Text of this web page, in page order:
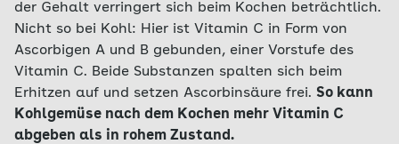
der Gehalt verringert sich beim Kochen beträchtlich.
Nicht so bei Kohl: Hier ist Vitamin C in Form von
Ascorbigen A und B gebunden, einer Vorstufe des
Vitamin C. Beide Substanzen spalten sich beim
Erhitzen auf und setzen Ascorbinsäure frei. So kann
Kohlgemüse nach dem Kochen mehr Vitamin C
abgeben als in rohem Zustand.